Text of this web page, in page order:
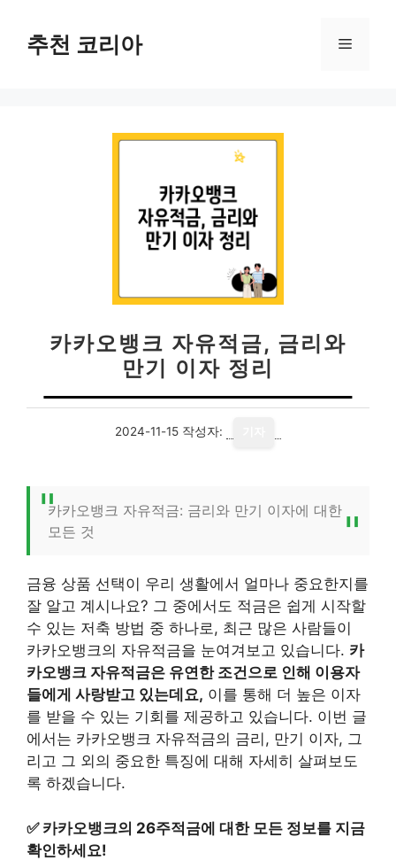
추천 코리아 메
카카오뱅크 자유적금, 금리와
만기 이자 정리
2024-11-15 작성자:
카카오뱅크 자유적금: 금리와 만기 이자에 대한
모든 것
금융 상품 선택이 우리 생활에서 얼마나 중요한지를
잘 알고 계시나요? 그 중에서도 적금은 쉽게 시작할
수 있는 저축 방법 중 하나로, 최근 많은 사람들이
카카오뱅크의 자유적금을 눈여겨보고 있습니다. 카
카오뱅크 자유적금은 유연한 조건으로 인해 이용자
들에게 사랑받고 있는데요, 이를 통해 더 높은 이자
를 받을 수 있는 기회를 제공하고 있습니다. 이번 글
에서는 카카오뱅크 자유적금의 금리, 만기 이자, 그
리고 그 외의 중요한 특징에 대해 자세히 살펴보도
록 하겠습니다.
✅ 카카오뱅크의 26주적금에 대한 모든 정보를 지금
확인하세요!